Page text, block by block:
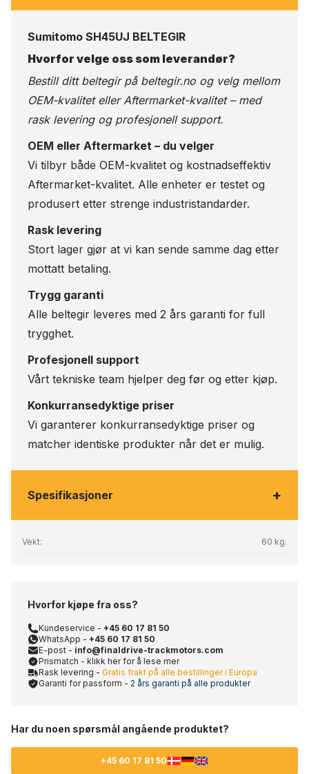
Sumitomo SH45UJ BELTEGIR
Hvorfor velge oss som leverandør?
Bestill ditt beltegir på beltegir.no og velg mellom
OEM-kvalitet eller Aftermarket-kvalitet – med
rask levering og profesjonell support.
OEM eller Aftermarket – du velger
Vi tilbyr både OEM-kvalitet og kostnadseffektiv
Aftermarket-kvalitet. Alle enheter er testet og
produsert etter strenge industristandarder.
Rask levering
Stort lager gjør at vi kan sende samme dag etter
mottatt betaling.
Trygg garanti
Alle beltegir leveres med 2 års garanti for full
trygghet.
Profesjonell support
Vårt tekniske team hjelper deg før og etter kjøp.
Konkurransedyktige priser
Vi garanterer konkurransedyktige priser og
matcher identiske produkter når det er mulig.
Spesifikasjoner +
Vekt: 60 kg.
Hvorfor kjøpe fra oss?
Kundeservice - +45 60 17 81 50
WhatsApp - +45 60 17 81 50
E-post - info@finaldrive-trackmotors.com
Prismatch - klikk her for å lese mer
Rask levering - Gratis frakt på alle bestillinger i Europa
Garanti for passform - 2 års garanti på alle produkter
Har du noen spørsmål angående produktet?
+45 60 17 81 50